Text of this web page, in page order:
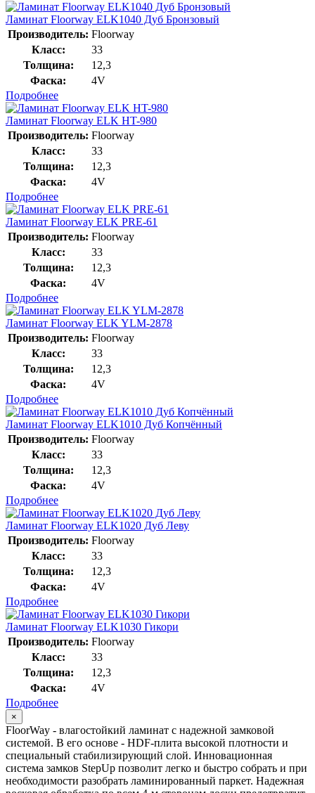
Ламинат Floorway ELK1040 Дуб Бронзовый
Производитель: Floorway
Класс:
33
Толщина:
12,3
Фаска:
4V
Подробнее
Ламинат Floorway ELK HT-980
Производитель: Floorway
Класс:
33
Толщина:
12,3
Фаска:
4V
Подробнее
Ламинат Floorway ELK PRE-61
Производитель: Floorway
Класс:
33
Толщина:
12,3
Фаска:
4V
Подробнее
Ламинат Floorway ELK YLM-2878
Производитель: Floorway
Класс:
33
Толщина:
12,3
Фаска:
4V
Подробнее
Ламинат Floorway ELK1010 Дуб Копчённый
Производитель: Floorway
Класс:
33
Толщина:
12,3
Фаска:
4V
Подробнее
Ламинат Floorway ELK1020 Дуб Леву
Производитель: Floorway
Класс:
33
Толщина:
12,3
Фаска:
4V
Подробнее
Ламинат Floorway ELK1030 Гикори
Производитель: Floorway
Класс:
33
Толщина:
12,3
Фаска:
4V
Подробнее
×
FloorWay - влагостойкий ламинат с надежной замковой
системой. В его основе - HDF-плита высокой плотности и
специальный стабилизирующий слой. Инновационная
система замков StepUp позволит легко и быстро собрать и при
необходимости разобрать ламинированный паркет. Надежная